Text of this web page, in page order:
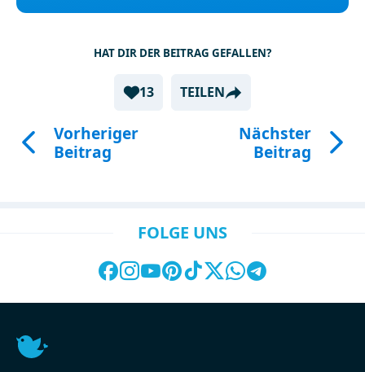
HAT DIR DER BEITRAG GEFALLEN?
13 TEILEN
Vorheriger
Beitrag
Nächster
Beitrag
FOLGE UNS